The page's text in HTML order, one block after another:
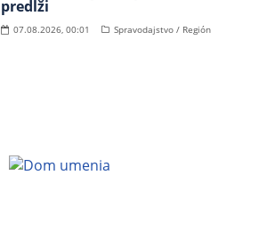
predĺži
07.08.2026, 00:01 Spravodajstvo / Región